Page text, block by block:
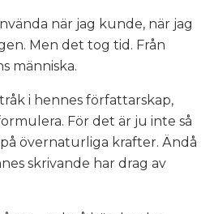
när jag kunde, när jag
Men det tog tid. Från
människa.
i hennes författarskap,
För det är ju inte så
övernaturliga krafter. Ändå
skrivande har drag av